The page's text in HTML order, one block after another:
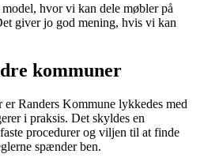
hvor vi kan dele møbler på
giver jo god mening, hvis vi kan
kommuner
er Randers Kommune lykkedes med
i praksis. Det skyldes en
procedurer og viljen til at finde
spænder ben.